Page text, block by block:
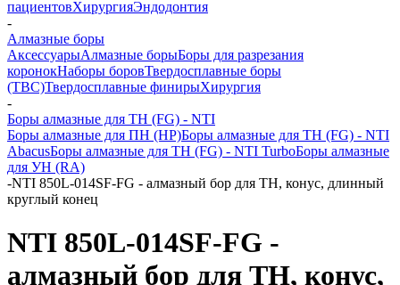
пациентовХирургияЭндодонтия
-
Алмазные боры
АксессуарыАлмазные борыБоры для разрезания
коронокНаборы боровТвердосплавные боры
(ТВС)Твердосплавные финирыХирургия
-
Боры алмазные для ТН (FG) - NTI
Боры алмазные для ПН (HP)Боры алмазные для ТН (FG) - NTI
AbacusБоры алмазные для ТН (FG) - NTI TurboБоры алмазные
для УН (RA)
-NTI 850L-014SF-FG - алмазный бор для ТН, конус, длинный
круглый конец
NTI 850L-014SF-FG -
алмазный бор для ТН, конус,